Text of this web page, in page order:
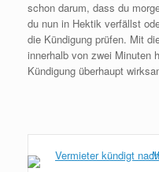
schon darum, dass du
du nun in Hektik verfällst
die Kündigung prüfen. Mit
innerhalb von zwei Minuten
Kündigung überhaupt